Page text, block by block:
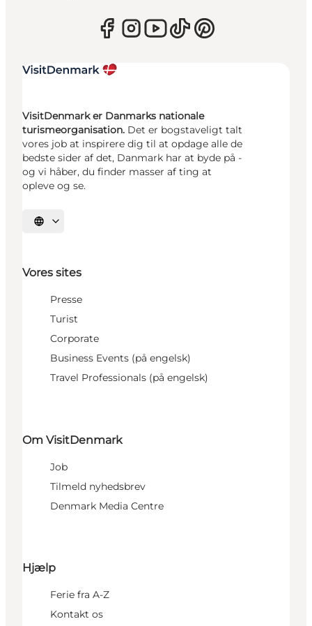
VisitDenmark er Danmarks nationale
turismeorganisation. Det er bogstaveligt talt
vores job at inspirere dig til at opdage alle de
bedste sider af det, Danmark har at byde på -
og vi håber, du finder masser af ting at
opleve og se.
Vælg sprog
Vores sites
Presse
Turist
Corporate
Business Events (på engelsk)
Travel Professionals (på engelsk)
Om VisitDenmark
Job
Tilmeld nyhedsbrev
Denmark Media Centre
Hjælp
Ferie fra A-Z
Kontakt os